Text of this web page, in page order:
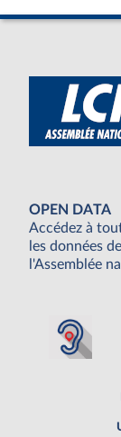
OPEN DATA
Accédez à
les données de
l'Assemblée